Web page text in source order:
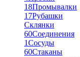
18Промывалки
17Рубашки
Склянки
60Соединения
1Сосуды
60Стаканы